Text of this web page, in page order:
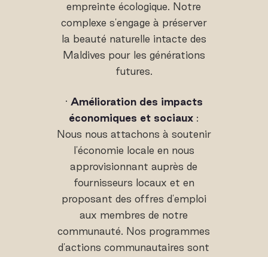
empreinte écologique. Notre
complexe s'engage à préserver
la beauté naturelle intacte des
Maldives pour les générations
futures.
· Amélioration des impacts
économiques et sociaux :
Nous nous attachons à soutenir
l'économie locale en nous
approvisionnant auprès de
fournisseurs locaux et en
proposant des offres d'emploi
aux membres de notre
communauté. Nos programmes
d'actions communautaires sont